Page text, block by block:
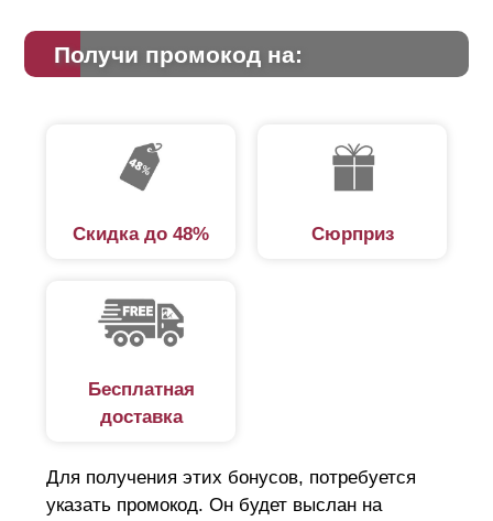
Получи промокод на:
Скидка до 48% Сюрприз
Бесплатная
доставка
Для получения этих бонусов, потребуется
указать промокод. Он будет выслан на